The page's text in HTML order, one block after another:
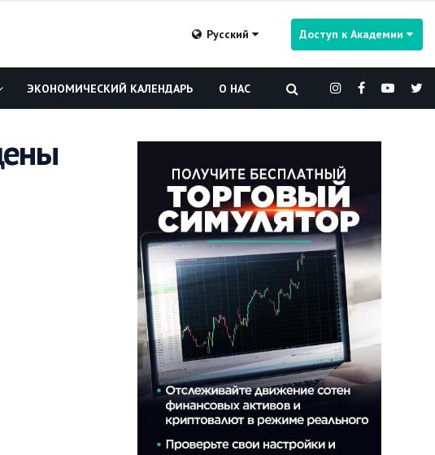
Русский Доступ к Академии
ЭКОНОМИЧЕСКИЙ КАЛЕНДАРЬ О НАС